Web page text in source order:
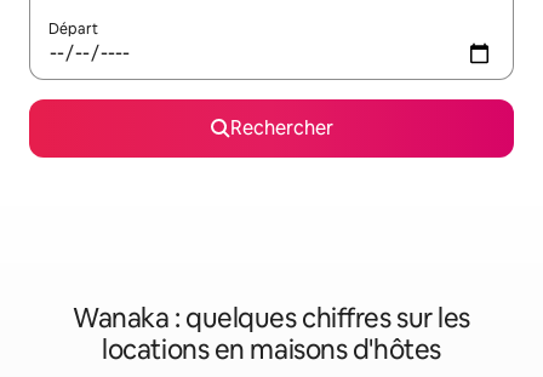
Départ
Rechercher
Wanaka : quelques chiffres sur les
locations en maisons d'hôtes